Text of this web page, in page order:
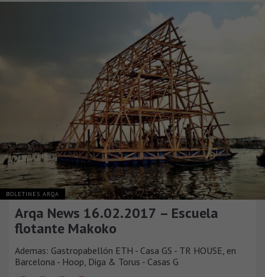
BOLETINES ARQA
Arqa News 16.02.2017 – Escuela
flotante Makoko
Ademas: Gastropabellón ETH - Casa GS - TR HOUSE, en
Barcelona - Hoop, Diga & Torus - Casas G